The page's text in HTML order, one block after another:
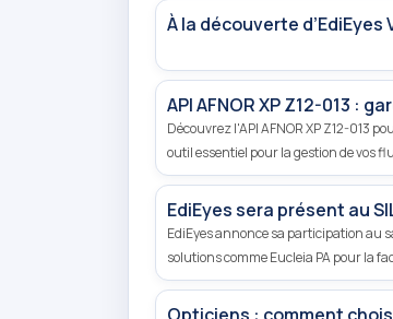
À la découverte d’EdiEyes
API AFNOR XP Z12-013 :
Découvrez l'API AFNOR XP Z12-013
outil essentiel pour la gestion de vos
EdiEyes sera présent au
EdiEyes annonce sa participation au
solutions comme Eucleia PA pour la